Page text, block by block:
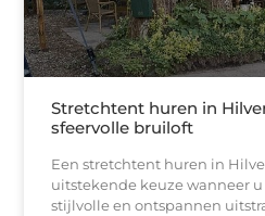
Stretchtent huren in
sfeervolle bruiloft
Een stretchtent huren in
uitstekende keuze wanneer
stijlvolle en ontspannen